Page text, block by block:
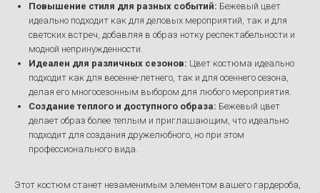
Повышение стиля для разных событий: Бежевый цвет
идеально подходит как для деловых мероприятий, так и для
светских встреч, добавляя в образ нотку респектабельности и
модной непринужденности.
Идеален для различных сезонов: Цвет костюма идеально
подходит как для весенне-летнего, так и для осеннего сезона,
делая его многосезонным выбором для любого мероприятия.
Создание теплого и доступного образа: Бежевый цвет
делает образ более теплым и приглашающим, что идеально
подходит для создания дружелюбного, но при этом
профессионального вида.
Этот костюм станет незаменимым элементом вашего гардероба,